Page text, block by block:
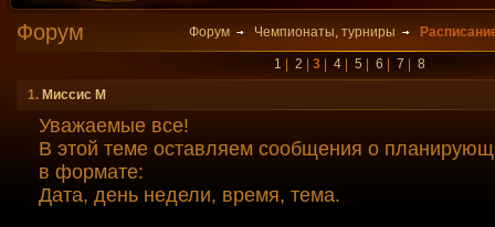
Форум Форум Чемпионаты, турниры
1 2 3 4 5 6 7
8
1. Миссис М
Уважаемые все!
В этой теме оставляем сообщения о
в формате:
Дата, день недели, время, тема.